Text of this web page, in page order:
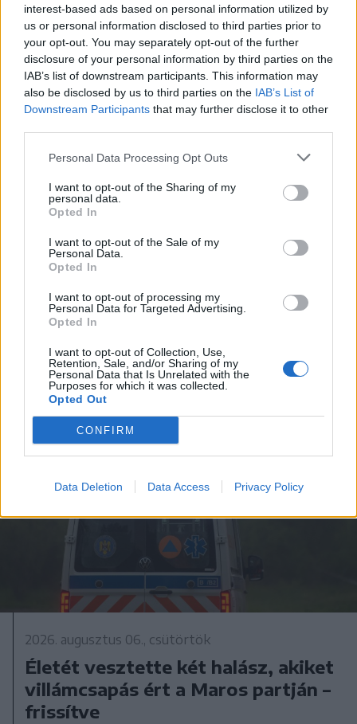
interest-based ads based on personal information utilized by
us or personal information disclosed to third parties prior to
your opt-out. You may separately opt-out of the further
disclosure of your personal information by third parties on the
IAB’s list of downstream participants. This information may
also be disclosed by us to third parties on the IAB’s List of
Downstream Participants that may further disclose it to other
Personal Data Processing Opt Outs
I want to opt-out of the Sharing of my
personal data.
Opted In
I want to opt-out of the Sale of my
Personal Data.
Opted In
I want to opt-out of processing my
Personal Data for Targeted Advertising.
Opted In
I want to opt-out of Collection, Use,
Retention, Sale, and/or Sharing of my
Personal Data that Is Unrelated with the
Purposes for which it was collected.
Opted Out
CONFIRM
Data Deletion Data Access Privacy Policy
2026. augusztus 06., csütörtök
Tematikus medvepark készül
Szovátán
2026. augusztus 06., csütörtök
Életét vesztette két halász, akiket
villámcsapás ért a Maros partján –
frissítve